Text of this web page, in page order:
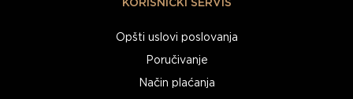
KORISNIČKI SERVIS
Opšti uslovi poslovanja
Poručivanje
Način plaćanja